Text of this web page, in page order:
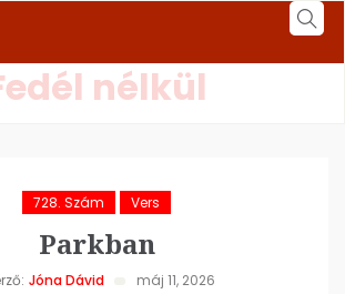
nélkül
728. Szám Vers
Parkban
Jóna Dávid máj 11, 2026